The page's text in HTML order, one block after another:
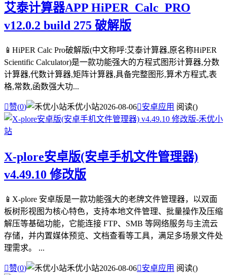
艾泰计算器APP HiPER_Calc_PRO
v12.0.2 build 275 破解版
📱HiPER Calc Pro破解版(中文称呼:艾泰计算器,原名称HiPER
Scientific Calculator)是一款功能强大的方程式图形计算器,分数
计算器,代数计算器,矩阵计算器,具备完整图形,算术方程式,表
格,常数,函数强大功...
赞(0) 禾优小站2026-08-06安卓应用 阅读()
X-plore安卓版(安卓手机文件管理器)
v4.49.10 修改版
📱X-plore 安卓版是一款功能强大的老牌文件管理器，以双面
板树形视图为核心特色，支持本地文件管理、批量操作及压缩
解压等基础功能，它能连接 FTP、SMB 等网络服务与主流云
存储，并内置媒体预览、文档查看等工具，满足多场景文件处
理需求。 ...
赞(0) 禾优小站2026-08-06安卓应用 阅读()